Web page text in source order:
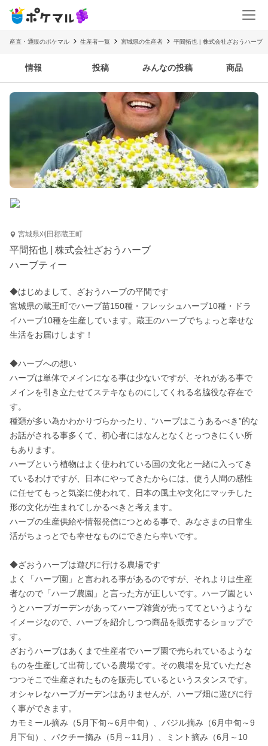
産直・通販のポケマル 生産者一覧 宮城県の生産者 平間拓也 | 株式会社ざおうハーブ
情報 投稿 みんなの投稿 商品
宮城県刈田郡蔵王町
平間拓也 | 株式会社ざおうハーブ
ハーブティー
◆はじめまして、ざおうハーブの平間です
宮城県の蔵王町でハーブ苗150種・フレッシュハーブ10種・ドラ
イハーブ10種を生産しています。蔵王のハーブでちょっと幸せな
生活をお届けします！
◆ハーブへの想い
ハーブは単体でメインになる事は少ないですが、それがある事で
メインを引き立たせてステキなものにしてくれる名脇役な存在で
す。
種類が多い為かわかりづらかったり、“ハーブはこうあるべき”的な
お話がされる事多くて、初心者にはなんとなくとっつきにくい所
もあります。
ハーブという植物はよく使われている国の文化と一緒に入ってき
ているわけですが、日本にやってきたからには、使う人間の感性
に任せてもっと気楽に使われて、日本の風土や文化にマッチした
形の文化が生まれてしかるべきと考えます。
ハーブの生産供給や情報発信につとめる事で、みなさまの日常生
活がちょっとでも幸せなものにできたら幸いです。
◆ざおうハーブは遊びに行ける農場です
よく「ハーブ園」と言われる事があるのですが、それよりは生産
者なので「ハーブ農園」と言った方が正しいです。ハーブ園とい
うとハーブガーデンがあってハーブ雑貨が売っててというような
イメージなので、ハーブを紹介しつつ商品を販売するショップで
す。
ざおうハーブはあくまで生産者でハーブ園で売られているような
ものを生産して出荷している農場です。その農場を見ていただき
つつそこで生産されたものを販売しているというスタンスです。
オシャレなハーブガーデンはありませんが、ハーブ畑に遊びに行
く事ができます。
カモミール摘み（5月下旬～6月中旬）、バジル摘み（6月中旬～9
月下旬）、パクチー摘み（5月～11月）、ミント摘み（6月～10